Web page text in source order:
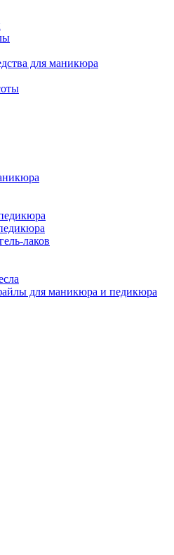
для маникюра
лаков
для маникюра и педикюра